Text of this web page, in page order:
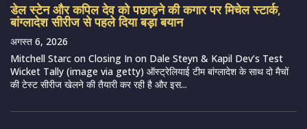
डेल स्टेन और कपिल देव को पछाड़ने की कगार पर मिचेल स्टार्क,
बांग्लादेश सीरीज से पहले दिया बड़ा बयान
अगस्त 6, 2026
Mitchell Starc on Closing In on Dale Steyn & Kapil Dev’s Test
Wicket Tally (image via getty) ऑस्ट्रेलियाई टीम बांग्लादेश के साथ दो मैचों
की टेस्ट सीरीज खेलने की तैयारी कर रही है और इस...